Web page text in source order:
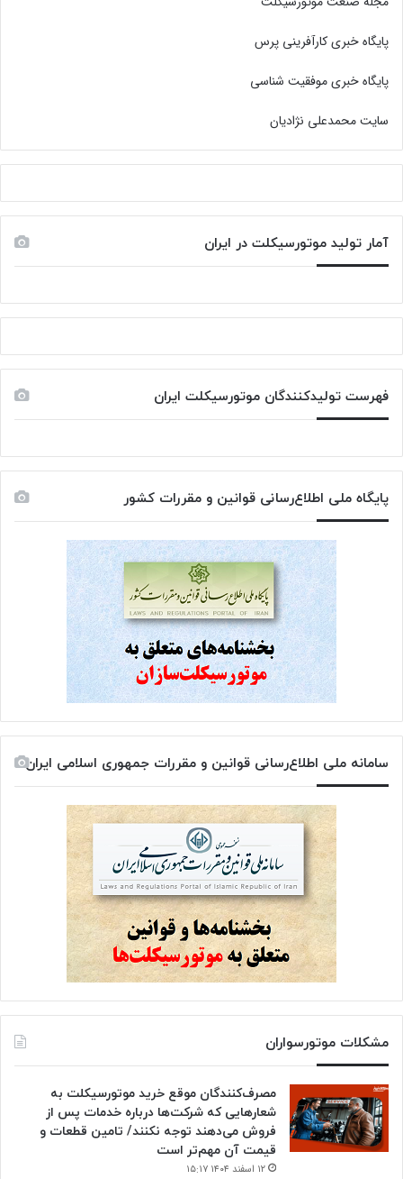
پایگاه خبری کارآفرینی پرس
پایگاه خبری موفقیت شناسی
سایت محمدعلی نژادیان
آمار تولید موتورسیکلت در ایران
فهرست تولیدکنندگان موتورسیکلت ایران
پایگاه ملی اطلاع‌رسانی قوانین و مقررات کشور
سامانه ملی اطلاع‌رسانی قوانین و مقررات جمهوری اسلامی ایران
مشکلات موتورسواران
مصرف‌کنندگان موقع خرید موتورسیکلت به
شعارهایی که شرکت‌ها درباره خدمات پس از
فروش می‌دهند توجه نکنند/ تامین قطعات و
قیمت آن مهم‌تر است
۱۲ اسفند ۱۴۰۴ ۱۵:۱۷